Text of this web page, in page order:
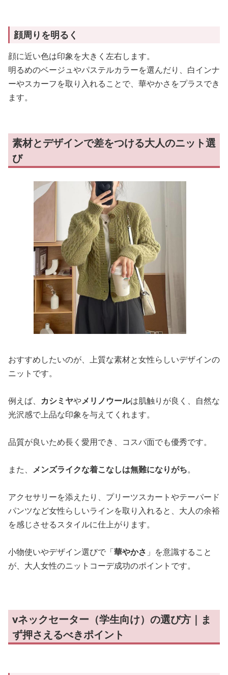
顔周りを明るく
顔に近い色は印象を大きく左右します。
明るめのベージュやパステルカラーを選んだり、白インナ
ーやスカーフを取り入れることで、華やかさをプラスでき
ます。
素材とデザインで差をつける大人のニット選
び
おすすめしたいのが、上質な素材と女性らしいデザインの
ニットです。
例えば、 カシミヤやメリノウールは肌触りが良く、自然な
光沢感で上品な印象を与えてくれます。
品質が良いため長く愛用でき、コスパ面でも優秀です。
また、 メンズライクな着こなしは無難になりがち。
アクセサリーを添えたり、プリーツスカートやテーパード
パンツなど女性らしいラインを取り入れると、大人の余裕
を感じさせるスタイルに仕上がります。
小物使いやデザイン選びで「華やかさ 」を意識すること
が、大人女性のニットコーデ成功のポイントです。
vネックセーター（学生向け）の選び方｜ま
ず押さえるべきポイント